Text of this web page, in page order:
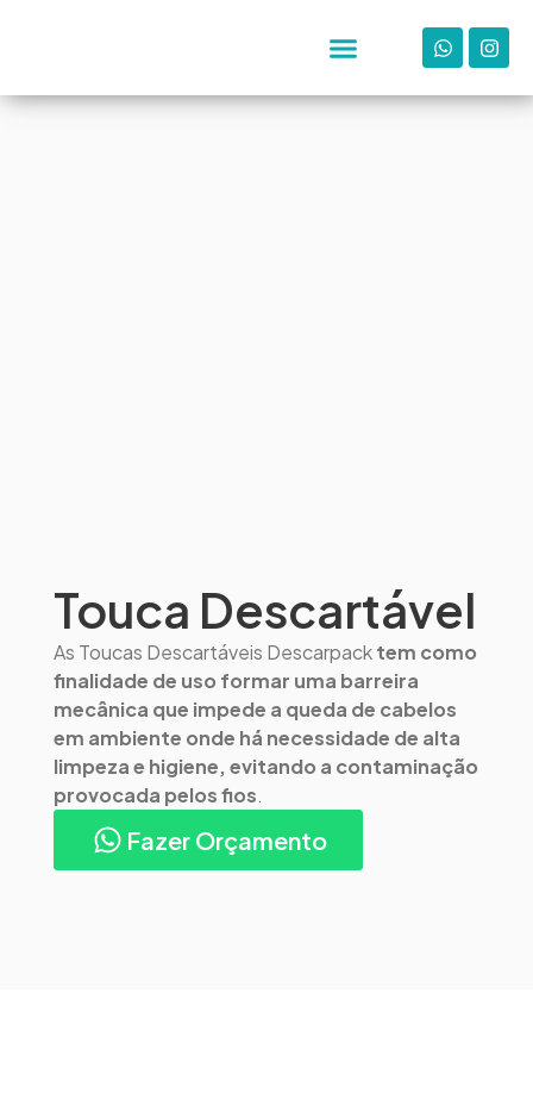
Touca Descartável
As Toucas Descartáveis Descarpacktem como
finalidade de uso formar uma barreira
mecânica que impede a queda de cabelos
em ambiente onde há necessidade de alta
limpeza e higiene, evitando a contaminação
provocada pelos fios.
Fazer Orçamento